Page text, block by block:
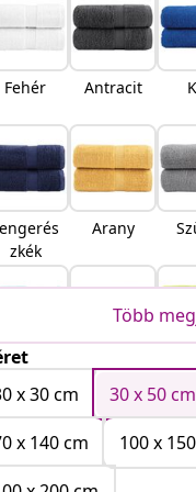
Fehér Antracit
zkék
Arany
Türkiz Krém
Több
x 30 cm
30 x 50 cm
x 140 cm
100 x